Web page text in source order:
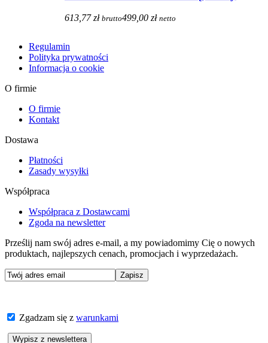
613,77 zł brutto499,00 zł netto
Regulamin
Polityka prywatności
Informacja o cookie
O firmie
O firmie
Kontakt
Dostawa
Płatności
Zasady wysyłki
Współpraca
Współpraca z Dostawcami
Zgoda na newsletter
Prześlij nam swój adres e-mail, a my powiadomimy Cię o nowych
produktach, najlepszych cenach, promocjach i wyprzedażach.
Zgadzam się z warunkami